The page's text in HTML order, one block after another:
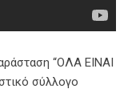
“ΟΛΑ ΕΙΝΑΙ
σύλλογο